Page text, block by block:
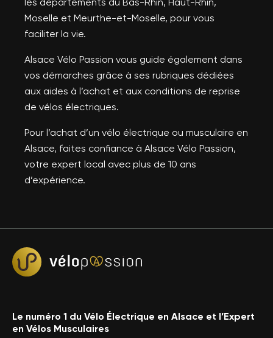
Moselle et Meurthe-et-Moselle, pour vous
faciliter la vie.
Alsace Vélo Passion vous guide également dans
vos démarches grâce à ses rubriques dédiées
aux aides à l’achat et aux conditions de reprise
de vélos électriques.
Pour l’achat d’un vélo électrique ou musculaire en
Alsace, faites confiance à Alsace Vélo Passion,
votre expert local avec plus de 10 ans
d’expérience.
Le numéro 1 du Vélo Électrique en Alsace et l’Expert
en Vélos Musculaires